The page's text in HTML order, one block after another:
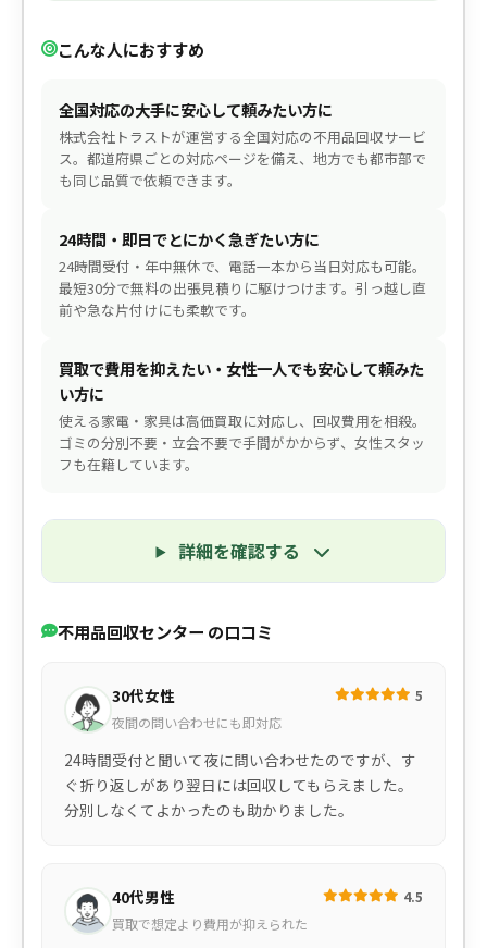
こんな人におすすめ
全国対応の大手に安心して頼みたい方に
株式会社トラストが運営する全国対応の不用品回収サービ
ス。都道府県ごとの対応ページを備え、地方でも都市部で
も同じ品質で依頼できます。
24時間・即日でとにかく急ぎたい方に
24時間受付・年中無休で、電話一本から当日対応も可能。
最短30分で無料の出張見積りに駆けつけます。引っ越し直
前や急な片付けにも柔軟です。
買取で費用を抑えたい・女性一人でも安心して頼みた
い方に
使える家電・家具は高価買取に対応し、回収費用を相殺。
ゴミの分別不要・立会不要で手間がかからず、女性スタッ
フも在籍しています。
詳細を確認する
不用品回収センター の口コミ
30代女性
夜間の問い合わせにも即対応
5
24時間受付と聞いて夜に問い合わせたのですが、す
ぐ折り返しがあり翌日には回収してもらえました。
分別しなくてよかったのも助かりました。
40代男性
買取で想定より費用が抑えられた
4.5